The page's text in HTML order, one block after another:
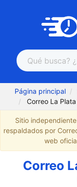
Página principal
Correo La
Sitio
respaldados por
web
Correo